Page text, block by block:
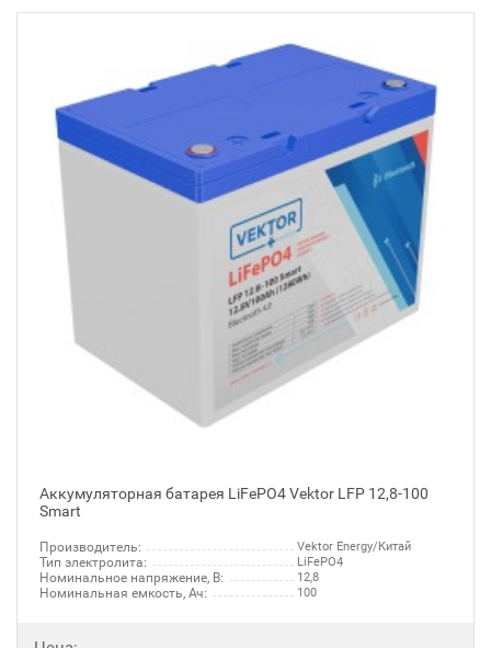
Аккумуляторная батарея LiFePO4 Vektor LFP 12,8-100
Smart
Производитель: Vektor Energy/Китай
Тип электролита: LiFePO4
Номинальное напряжение, В: 12,8
Номинальная емкость, Ач: 100